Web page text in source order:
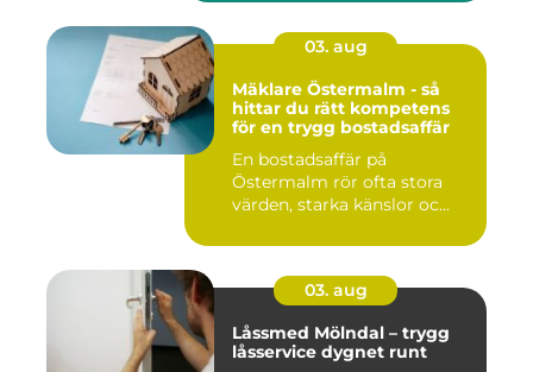
03. aug
Mäklare Östermalm - så
hittar du rätt kompetens
för en trygg bostadsaffär
En bostadsaffär på
Östermalm rör ofta stora
värden, starka känslor oc...
03. aug
Låssmed Mölndal – trygg
låsservice dygnet runt